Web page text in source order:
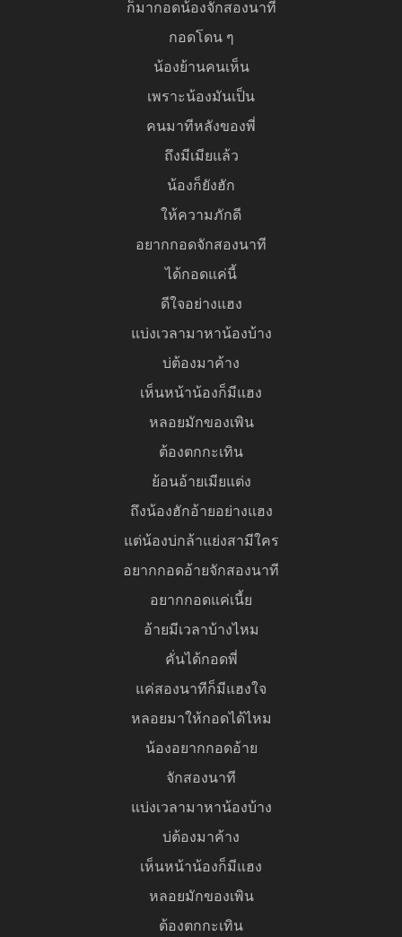
ก็มากอดน้องจักสองนาที
กอดโดน ๆ
น้องย้านคนเห็น
เพราะน้องมันเป็น
คนมาทีหลังของพี่
ถึงมีเมียแล้ว
น้องก็ยังฮัก
ให้ความภักดี
อยากกอดจักสองนาที
ได้กอดแค่นี้
ดีใจอย่างแฮง
แบ่งเวลามาหาน้องบ้าง
บ่ต้องมาค้าง
เห็นหน้าน้องก็มีแฮง
หลอยมักของเพิน
ต้องตกกะเทิน
ย้อนอ้ายเมียแต่ง
ถึงน้องฮักอ้ายอย่างแฮง
แต่น้องบ่กล้าแย่งสามีใคร
อยากกอดอ้ายจักสองนาที
อยากกอดแค่เนี้ย
อ้ายมีเวลาบ้างไหม
คั่นได้กอดพี่
แค่สองนาทีก็มีแฮงใจ
หลอยมาให้กอดได้ไหม
น้องอยากกอดอ้าย
จักสองนาที
แบ่งเวลามาหาน้องบ้าง
บ่ต้องมาค้าง
เห็นหน้าน้องก็มีแฮง
หลอยมักของเพิน
ต้องตกกะเทิน